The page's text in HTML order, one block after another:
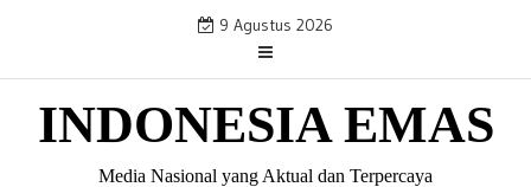
i
9 Agustus 2026
INDONESIA EMAS
Media Nasional yang Aktual dan Terpercaya